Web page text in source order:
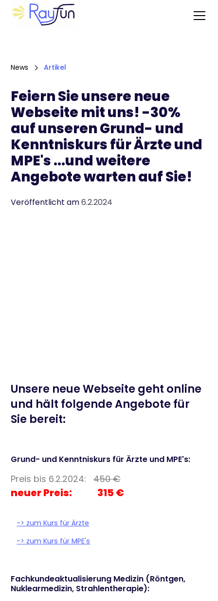
News Artikel
Feiern Sie unsere neue
Webseite mit uns! -30%
auf unseren Grund- und
Kenntniskurs für Ärzte und
MPE's ...und weitere
Angebote warten auf Sie!
Veröffentlicht am6.2.2024
Unsere neue Webseite geht online
und hält folgende Angebote für
Sie bereit:
Grund- und Kenntniskurs für Ärzte und MPE's:
Preis bis 6.2.2024:450 €
neuer Preis: 315 €
-> zum Kurs für Ärzte
-> zum Kurs für MPE's
Fachkundeaktualisierung Medizin (Röntgen,
Nuklearmedizin, Strahlentherapie):